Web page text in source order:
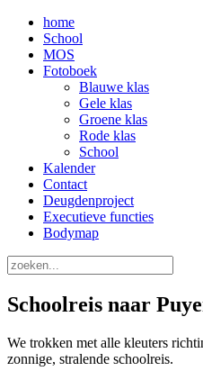
home
School
MOS
Fotoboek
Blauwe klas
Gele klas
Groene klas
Rode klas
School
Kalender
Contact
Deugdenproject
Executieve functies
Bodymap
Schoolreis naar
We trokken met alle kleuters
zonnige, stralende schoolreis.